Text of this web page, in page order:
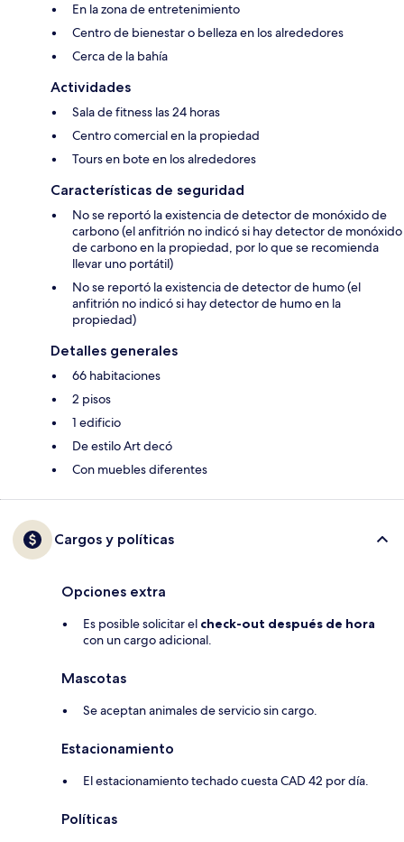
En la zona de entretenimiento
Centro de bienestar o belleza en los alrededores
Cerca de la bahía
Actividades
Sala de fitness las 24 horas
Centro comercial en la propiedad
Tours en bote en los alrededores
Características de seguridad
No se reportó la existencia de detector de monóxido de
carbono (el anfitrión no indicó si hay detector de monóxido
de carbono en la propiedad, por lo que se recomienda
llevar uno portátil)
No se reportó la existencia de detector de humo (el
anfitrión no indicó si hay detector de humo en la
propiedad)
Detalles generales
66 habitaciones
2 pisos
1 edificio
De estilo Art decó
Con muebles diferentes
Cargos y políticas
Opciones extra
Es posible solicitar el check-out después de hora
con un cargo adicional.
Mascotas
Se aceptan animales de servicio sin cargo.
Estacionamiento
El estacionamiento techado cuesta CAD 42 por día.
Políticas